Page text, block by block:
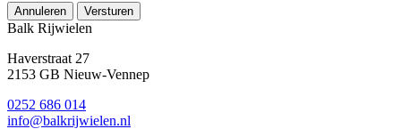
Annuleren Versturen
Balk Rijwielen
Haverstraat 27
2153 GB Nieuw-Vennep
0252 686 014
info@balkrijwielen.nl